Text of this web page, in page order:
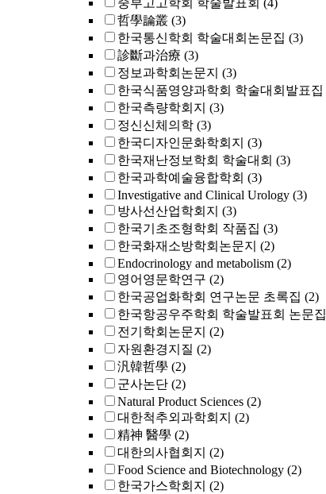
중부고고학회 학술발표회 (4)
哲學論叢 (3)
한국통신학회 학술대회논문집 (3)
診斷과治療 (3)
정보과학회논문지 (3)
한국식품영양과학회 학술대회발표집
한국측량학회지 (3)
정신신체의학 (3)
한국디자인문화학회지 (3)
한국재난정보학회 학술대회 (3)
한국과학예술융합학회 (3)
Investigative and Clinical Urology (3)
방사선산업학회지 (3)
한국기초조형학회 작품집 (3)
한국화재소방학회논문지 (2)
Endocrinology and metabolism (2)
영어영문학연구 (2)
한국공업화학회 연구논문 초록집 (2)
한국항공우주학회 학술발표회 논문집
전기학회논문지 (2)
자원환경지질 (2)
汎韓哲學 (2)
군사논단 (2)
Natural Product Sciences (2)
대한척추외과학회지 (2)
精神 醫學 (2)
대한의사협회지 (2)
Food Science and Biotechnology (2)
한국가스학회지 (2)